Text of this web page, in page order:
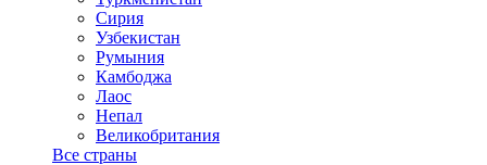
Сирия
Узбекистан
Румыния
Камбоджа
Лаос
Непал
Великобритания
Все страны